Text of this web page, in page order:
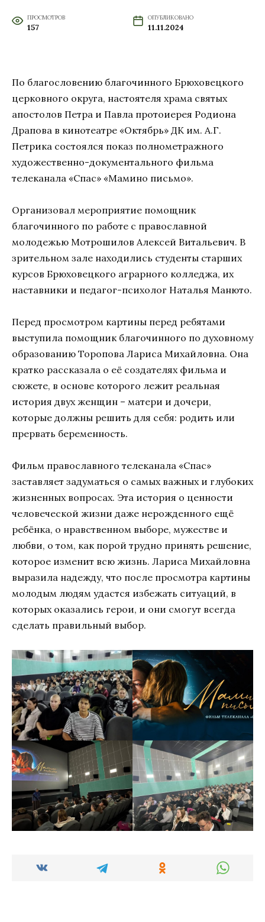
ПРОСМОТРОВ
157
ОПУБЛИКОВАНО
11.11.2024
По благословению благочинного Брюховецкого
церковного округа, настоятеля храма святых
апостолов Петра и Павла протоиерея Родиона
Драпова в кинотеатре «Октябрь» ДК им. А.Г.
Петрика состоялся показ полнометражного
художественно-документального фильма
телеканала «Спас» «Мамино письмо».
Организовал мероприятие помощник
благочинного по работе с православной
молодежью Мотрошилов Алексей Витальевич. В
зрительном зале находились студенты старших
курсов Брюховецкого аграрного колледжа, их
наставники и педагог-психолог Наталья Манюто.
Перед просмотром картины перед ребятами
выступила помощник благочинного по духовному
образованию Торопова Лариса Михайловна. Она
кратко рассказала о её создателях фильма и
сюжете, в основе которого лежит реальная
история двух женщин – матери и дочери,
которые должны решить для себя: родить или
прервать беременность.
Фильм православного телеканала «Спас»
заставляет задуматься о самых важных и глубоких
жизненных вопросах. Эта история о ценности
человеческой жизни даже нерожденного ещё
ребёнка, о нравственном выборе, мужестве и
любви, о том, как порой трудно принять решение,
которое изменит всю жизнь. Лариса Михайловна
выразила надежду, что после просмотра картины
молодым людям удастся избежать ситуаций, в
которых оказались герои, и они смогут всегда
сделать правильный выбор.